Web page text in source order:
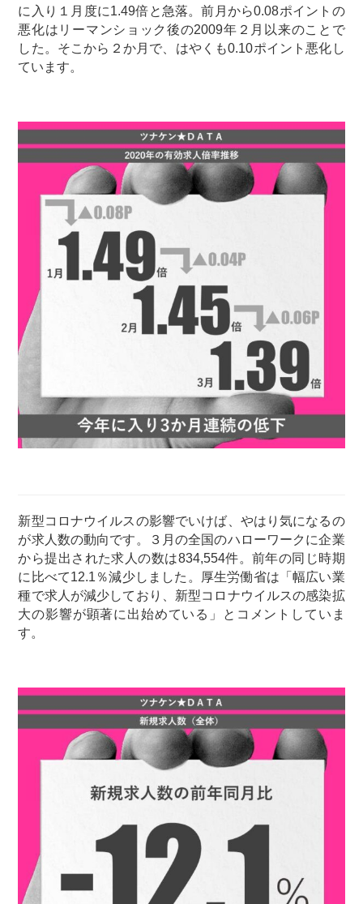
に入り１月度に1.49倍と急落。前月から0.08ポイントの
悪化はリーマンショック後の2009年２月以来のことで
した。そこから２か月で、はやくも0.10ポイント悪化し
ています。
新型コロナウイルスの影響でいけば、やはり気になるの
が求人数の動向です。３月の全国のハローワークに企業
から提出された求人の数は834,554件。前年の同じ時期
に比べて12.1％減少しました。厚生労働省は「幅広い業
種で求人が減少しており、新型コロナウイルスの感染拡
大の影響が顕著に出始めている」とコメントしていま
す。